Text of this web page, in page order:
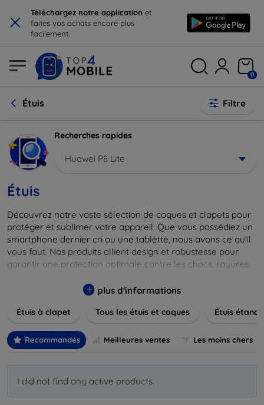
× Téléchargez notre application et
faites vos achats encore plus
facilement.
0
Étuis Filtre
Recherches rapides
Huawei P8 Lite
Étuis
Découvrez notre vaste sélection de coques et clapets pour
protéger et sublimer votre appareil. Que vous possédiez un
smartphone dernier cri ou une tablette, nous avons ce qu'il
vous faut. Nos produits allient design et robustesse pour
garantir une protection optimale contre les chocs, rayures
allant des modèles élégants et minimalistes aux designs
matériaux de haute qualité, y compris le cuir, le silicone, et
parfait pour exprimer votre style tout en assurant la
durabilité de votre appareil.
plus d'informations
Étuis à clapet Tous les étuis et coques Étuis
Recommandés Meilleures ventes Les moins chers
I did not find any active products.